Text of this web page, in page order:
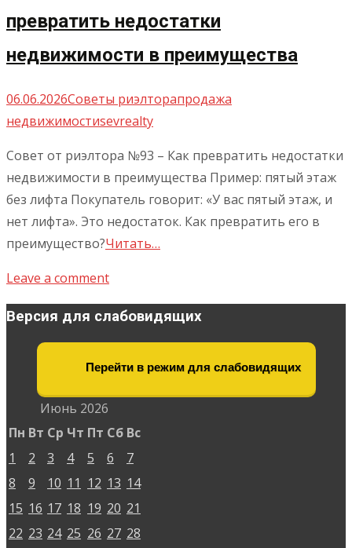
превратить недостатки
недвижимости в преимущества
06.06.2026Советы риэлторапродажа
недвижимостиsevrealty
Совет от риэлтора №93 – Как превратить недостатки
недвижимости в преимущества Пример: пятый этаж
без лифта Покупатель говорит: «У вас пятый этаж, и
нет лифта». Это недостаток. Как превратить его в
преимущество?Читать…
Leave a comment
Версия для слабовидящих
Перейти в режим для слабовидящих
Июнь 2026
Пн Вт Ср Чт Пт Сб Вс
1
2 3 4 5 6
7
8
9 10 11 12 13 14
15 16 17 18 19 20 21
22 23 24 25 26 27 28